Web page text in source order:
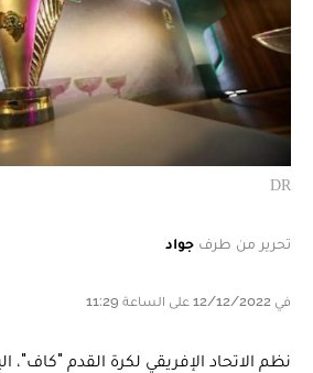
DR
تحرير من طرف جواد
في 12/12/2022 على الساعة 11:29
نظم الاتحاد الإفريقي لكرة القدم "كاف"،